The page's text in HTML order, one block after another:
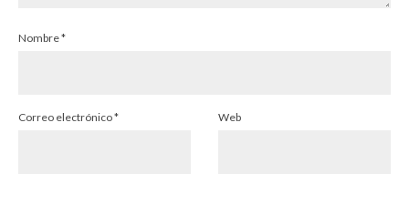
Nombre*
Correo electrónico* Web